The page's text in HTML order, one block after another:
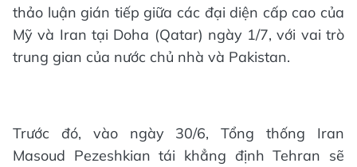
thảo luận gián tiếp giữa các đại diện cấp cao của
Mỹ và Iran tại Doha (Qatar) ngày 1/7, với vai trò
trung gian của nước chủ nhà và Pakistan.
Trước đó, vào ngày 30/6, Tổng thống Iran
Masoud Pezeshkian tái khẳng định Tehran sẽ